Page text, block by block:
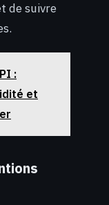
de suivre
:
et